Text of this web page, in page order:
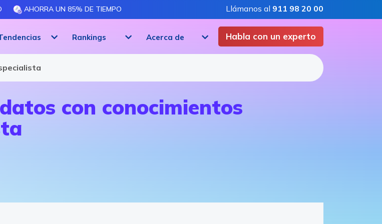
AHORRA UN 85% DE TIEMPO Llámanos al 911 98 20 00
Habla con un experto
Rankings Acerca de
con conocimientos